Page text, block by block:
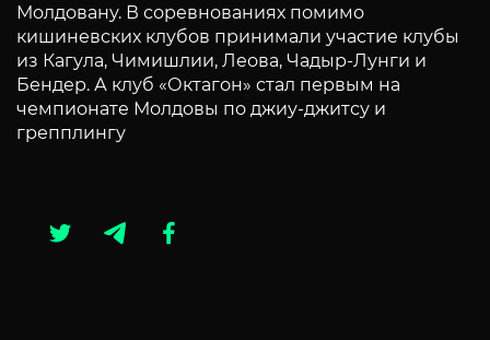
Молдовану. В соревнованиях помимо
кишиневских клубов принимали участие клубы
из Кагула, Чимишлии, Леова, Чадыр-Лунги и
Бендер. А клуб «Октагон» стал первым на
чемпионате Молдовы по джиу-джитсу и
грепплингу